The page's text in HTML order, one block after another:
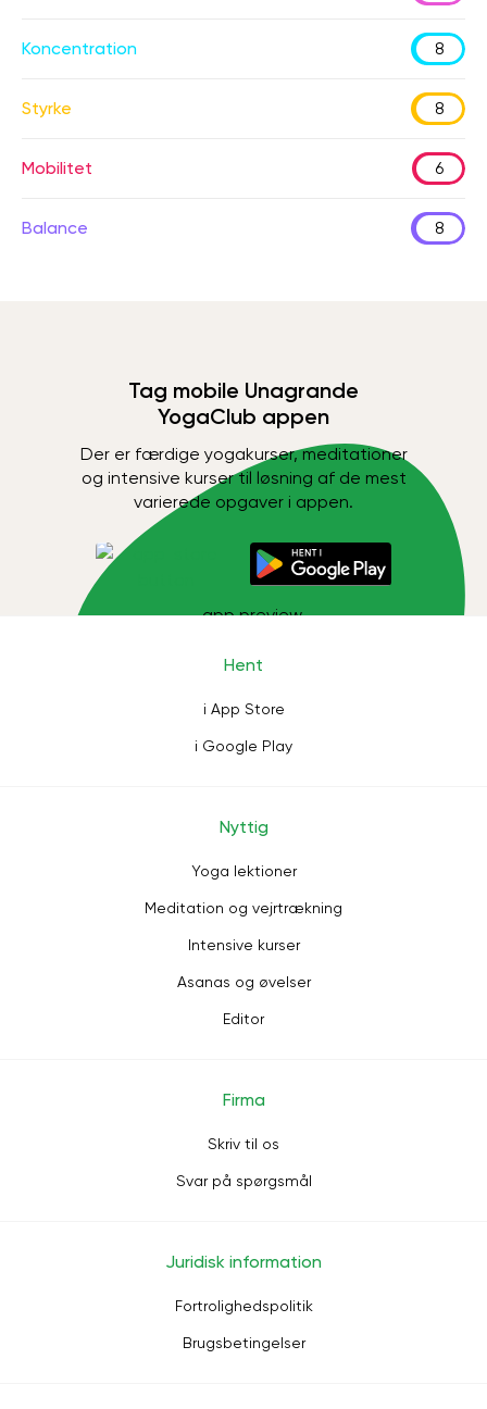
Koncentration 8
Styrke 8
Mobilitet 6
Balance 8
Tag mobile Unagrande
YogaClub appen
Der er færdige yogakurser, meditationer
og intensive kurser til løsning af de mest
varierede opgaver i appen.
Hent
i App Store
i Google Play
Nyttig
Yoga lektioner
Meditation og vejrtrækning
Intensive kurser
Asanas og øvelser
Editor
Firma
Skriv til os
Svar på spørgsmål
Juridisk information
Fortrolighedspolitik
Brugsbetingelser